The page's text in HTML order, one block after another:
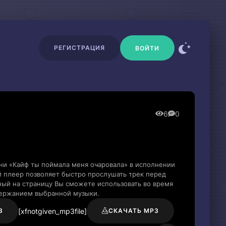
РЕГИСТРАЦИЯ ВОЙТИ
6 0
«Кайф ты поймала меня очаровала» в исполнении
позволяет быстро прослушать трек перед
на страницу Вы сможете использовать во время
выбранной музыки.
[xfnotgiven_mp3file] СКАЧАТЬ MP3